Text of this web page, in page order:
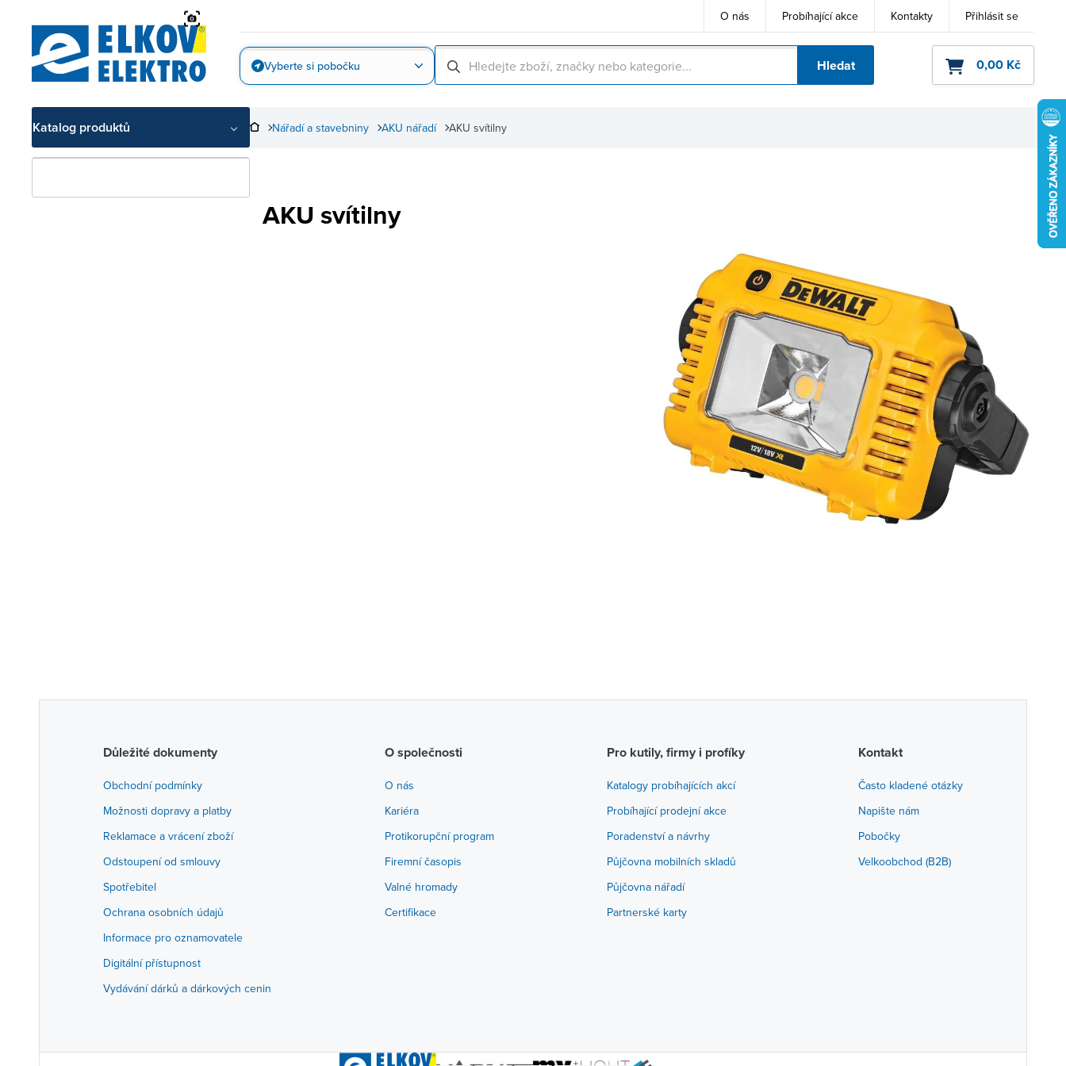
O nás Probíhající akce Kontakty Přihlásit se
Vyberte si pobočku Hledat 0,00 Kč
Katalog produktů AKU svítilny
AKU nářadí
Nářadí a stavebniny
AKU svítilny
Důležité dokumenty
Obchodní podmínky
Možnosti dopravy a platby
Reklamace a vrácení zboží
Odstoupení od smlouvy
Spotřebitel
Ochrana osobních údajů
Informace pro oznamovatele
Digitální přístupnost
Vydávání dárků a dárkových cenin
O společnosti
O nás
Kariéra
Protikorupční program
Firemní časopis
Valné hromady
Certifikace
Pro kutily, firmy i profíky
Katalogy probíhajících akcí
Probíhající prodejní akce
Poradenství a návrhy
Půjčovna mobilních skladů
Půjčovna nářadí
Partnerské karty
Kontakt
Často kladené otázky
Napište nám
Pobočky
Velkoobchod (B2B)